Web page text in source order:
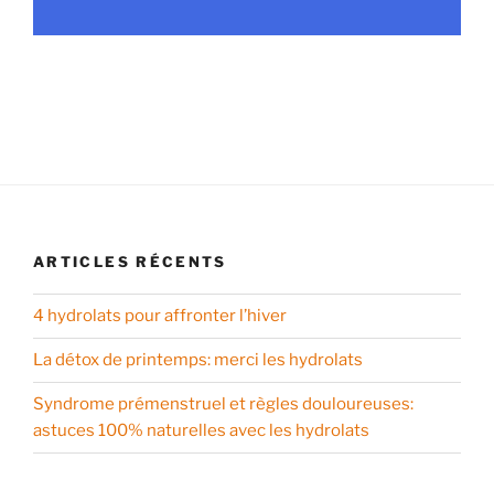
ARTICLES RÉCENTS
4 hydrolats pour affronter l’hiver
La détox de printemps: merci les hydrolats
Syndrome prémenstruel et règles douloureuses:
astuces 100% naturelles avec les hydrolats